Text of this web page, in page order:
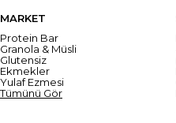
MARKET
Protein Bar
Granola & Müsli
Glutensiz
Ekmekler
Yulaf Ezmesi
Tümünü Gör